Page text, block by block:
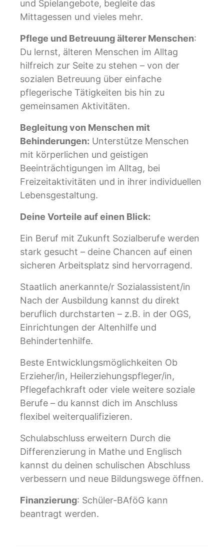
und Spielangebote, begleite das
Mittagessen und vieles mehr.
Pflege und Betreuung älterer Menschen:
Du lernst, älteren Menschen im Alltag
hilfreich zur Seite zu stehen – von der
sozialen Betreuung über einfache
pflegerische Tätigkeiten bis hin zu
gemeinsamen Aktivitäten.
Begleitung von Menschen mit
Behinderungen: Unterstütze Menschen
mit körperlichen und geistigen
Beeinträchtigungen im Alltag, bei
Freizeitaktivitäten und in ihrer individuellen
Lebensgestaltung.
Deine Vorteile auf einen Blick:
Ein Beruf mit Zukunft Sozialberufe werden
stark gesucht – deine Chancen auf einen
sicheren Arbeitsplatz sind hervorragend.
Staatlich anerkannte/r Sozialassistent/in
Nach der Ausbildung kannst du direkt
beruflich durchstarten – z.B. in der OGS,
Einrichtungen der Altenhilfe und
Behindertenhilfe.
Beste Entwicklungsmöglichkeiten Ob
Erzieher/in, Heilerziehungspfleger/in,
Pflegefachkraft oder viele weitere soziale
Berufe – du kannst dich im Anschluss
flexibel weiterqualifizieren.
Schulabschluss erweitern Durch die
Differenzierung in Mathe und Englisch
kannst du deinen schulischen Abschluss
verbessern und neue Bildungswege öffnen.
Finanzierung: Schüler-BAföG kann
beantragt werden.